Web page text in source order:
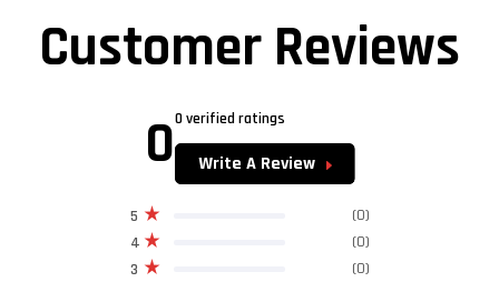
Customer Reviews
00 verified ratings
Write A Review
3 (0)
4 (0)
5 (0)